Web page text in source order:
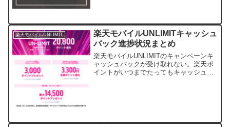
楽天モバイルUNLIMIT
楽天モバイルUNLIMITキャッシュ
バック進捗状況まとめ
楽天モバイルUNLIMITのキャンペーンキ
ャッシュバックが受け取れない。楽天ポ
イントがいつまでたってもキャッシュバ